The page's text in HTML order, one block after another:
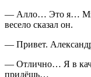
— Алло… Это я…
весело сказал он.
— Привет.
— Отлично… Я в
придёшь…